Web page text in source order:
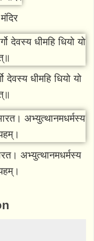
देवस्य धीमहि धियो यो
अभ्युत्थानमधर्मस्य